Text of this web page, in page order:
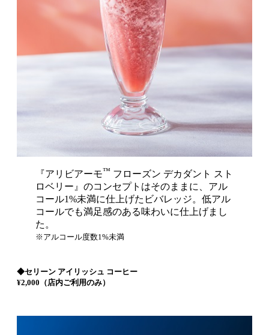
『アリビアーモ™ フローズン デカダント スト
ロベリー』のコンセプトはそのままに、アル
コール1%未満に仕上げたビバレッジ。低アル
コールでも満足感のある味わいに仕上げまし
た。
※アルコール度数1%未満
◆セリーン アイリッシュ コーヒー
¥2,000（店内ご利用のみ）